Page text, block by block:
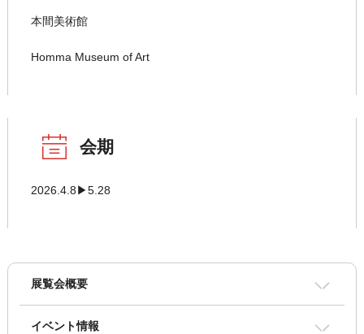
本間美術館
Homma Museum of Art
会期
2026.4.8▶5.28
展覧会概要
イベント情報